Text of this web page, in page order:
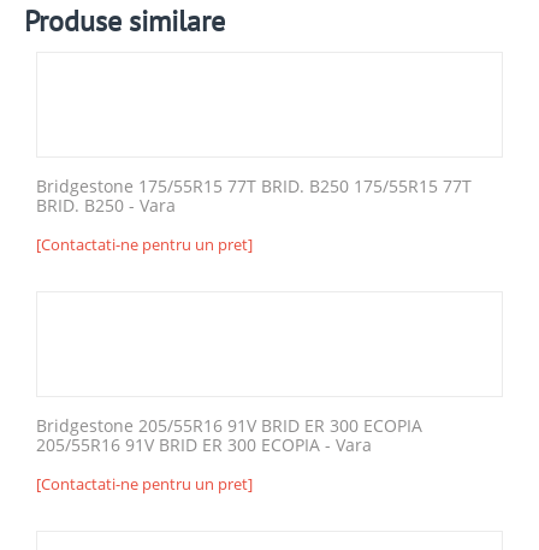
Produse similare
Bridgestone 175/55R15 77T BRID. B250 175/55R15 77T
BRID. B250 - Vara
[Contactati-ne pentru un pret]
Bridgestone 205/55R16 91V BRID ER 300 ECOPIA
205/55R16 91V BRID ER 300 ECOPIA - Vara
[Contactati-ne pentru un pret]